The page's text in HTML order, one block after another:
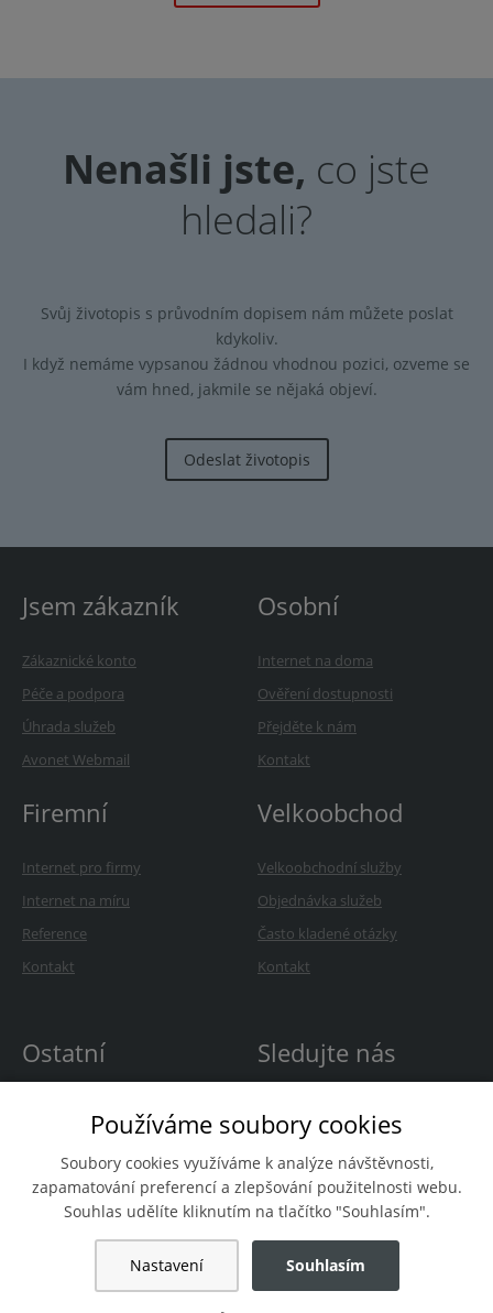
Nenašli jste, co jste
hledali?
Svůj životopis s průvodním dopisem nám můžete poslat
kdykoliv.
I když nemáme vypsanou žádnou vhodnou pozici, ozveme se
vám hned, jakmile se nějaká objeví.
Odeslat životopis
Jsem zákazník
Zákaznické konto
Péče a podpora
Úhrada služeb
Avonet Webmail
Osobní
Internet na doma
Ověření dostupnosti
Přejděte k nám
Kontakt
Firemní
Internet pro firmy
Internet na míru
Reference
Kontakt
Velkoobchod
Velkoobchodní služby
Objednávka služeb
Často kladené otázky
Kontakt
Ostatní
Novinky
Sledujte nás
© AVONET, s.r.o. Všechna práva vyhrazena. Prohlášení o
Používáme soubory cookies
Soubory cookies využíváme k analýze návštěvnosti,
zapamatování preferencí a zlepšování použitelnosti webu.
Souhlas udělíte kliknutím na tlačítko "Souhlasím".
Nastavení Souhlasím